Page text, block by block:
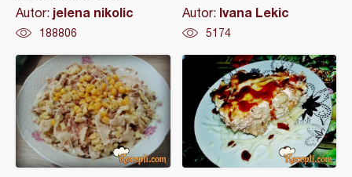
Autor: jelena nikolic
188806
Autor: Ivana Lekic
5174